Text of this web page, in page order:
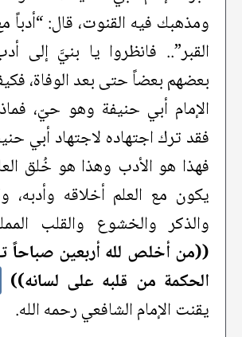
ومذهبك فيه القنوت، قال:
القبر”.. فانظروا يا بنيَّ إلى
بعضهم بعضاً حتى بعد الوفاة،
الإمام أبي حنيفة وهو حيّ،
فقد ترك اجتهاده لاجتهاد أبي
فهذا هو الأدب وهذا هو خُلق
يكون مع العلم أخلاقه وأدبه،
والذكر والخشوع والقلب
((من أخلص لله أربعين صباحاً
الحكمة من قلبه على لسانه))
يقنت الإمام الشافعي رحمه الله.